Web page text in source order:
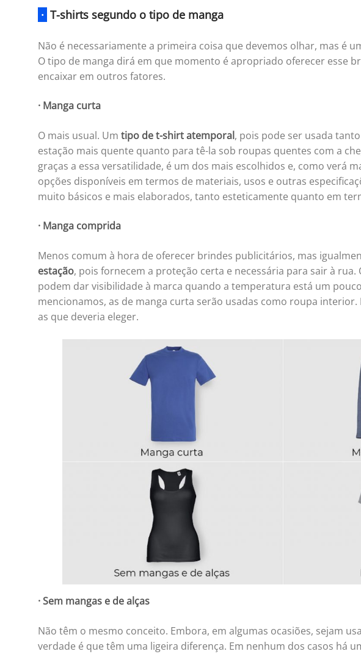
· T-shirts segundo o tipo de manga
Não é necessariamente a primeira coisa que devemos olhar, mas é
O tipo de manga dirá em que momento é apropriado oferecer esse
encaixar em outros fatores.
· Manga curta
O mais usual. Um tipo de t-shirt atemporal, pois pode ser usada
estação mais quente quanto para tê-la sob roupas quentes com a
graças a essa versatilidade, é um dos mais escolhidos e, como verá
opções disponíveis em termos de materiais, usos e outras
muito básicos e mais elaborados, tanto esteticamente quanto em
· Manga comprida
Menos comum à hora de oferecer brindes publicitários, mas
estação, pois fornecem a proteção certa e necessária para sair à rua.
podem dar visibilidade à marca quando a temperatura está um
mencionamos, as de manga curta serão usadas como roupa
as que deveria eleger.
· Sem mangas e de alças
Não têm o mesmo conceito. Embora, em algumas ocasiões, sejam
verdade é que têm uma ligeira diferença. Em nenhum dos casos há